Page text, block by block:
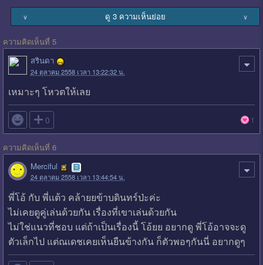
∨ ดู 3 ความเห็นย่อย ∨
ความคิดเห็นที่ 5
สรินดา
24 ตุลาคม 2558 เวลา 13:22:32 น.
เหมาะๆ โหวตให้เลย
 0 1
ความคิดเห็นที่ 6
Merciful
24 ตุลาคม 2558 เวลา 13:44:54 น.
พี่โอ้ กับ พี่เเต้ว คล้ายยข้าบดินทร์ป่ะค่ะ
ไม่เคยดูคู่เล่นด้วยกัน เรื่องที่เขาเล่นด้วยกัน
ไม่ใช่แนวที่ชอบ แต่ถ้าเป็นเรื่องนี้ โอ้ยย อยากดู พี่โอ้อาจจะดู
ตัวเล็กไป แต่ณเดชเคยเห็นยืนข้างกัน ก็ตัวพอๆกันนี่ อยากดูๆ